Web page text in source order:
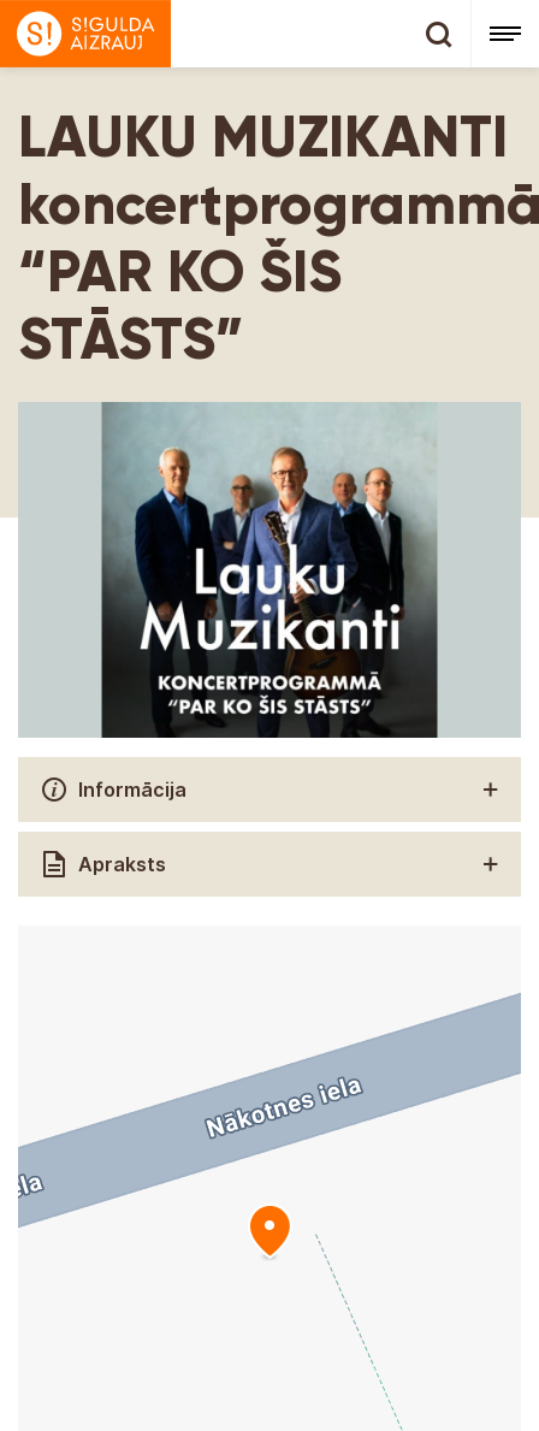
LAUKU MUZIKANTI
“PAR KO ŠIS
STĀSTS”
Informācija
Apraksts